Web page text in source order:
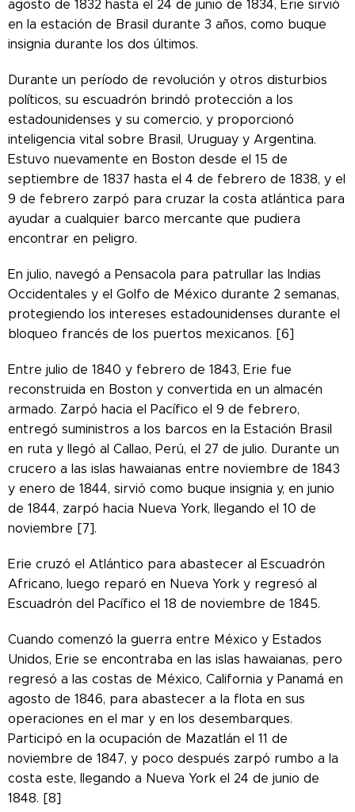
agosto de 1832 hasta el 24 de junio de 1834, Erie sirvió
en la estación de Brasil durante 3 años, como buque
insignia durante los dos últimos.
Durante un período de revolución y otros disturbios
políticos, su escuadrón brindó protección a los
estadounidenses y su comercio, y proporcionó
inteligencia vital sobre Brasil, Uruguay y Argentina.
Estuvo nuevamente en Boston desde el 15 de
septiembre de 1837 hasta el 4 de febrero de 1838, y el
9 de febrero zarpó para cruzar la costa atlántica para
ayudar a cualquier barco mercante que pudiera
encontrar en peligro.
En julio, navegó a Pensacola para patrullar las Indias
Occidentales y el Golfo de México durante 2 semanas,
protegiendo los intereses estadounidenses durante el
bloqueo francés de los puertos mexicanos. [6]
Entre julio de 1840 y febrero de 1843, Erie fue
reconstruida en Boston y convertida en un almacén
armado. Zarpó hacia el Pacífico el 9 de febrero,
entregó suministros a los barcos en la Estación Brasil
en ruta y llegó al Callao, Perú, el 27 de julio. Durante un
crucero a las islas hawaianas entre noviembre de 1843
y enero de 1844, sirvió como buque insignia y, en junio
de 1844, zarpó hacia Nueva York, llegando el 10 de
noviembre [7].
Erie cruzó el Atlántico para abastecer al Escuadrón
Africano, luego reparó en Nueva York y regresó al
Escuadrón del Pacífico el 18 de noviembre de 1845.
Cuando comenzó la guerra entre México y Estados
Unidos, Erie se encontraba en las islas hawaianas, pero
regresó a las costas de México, California y Panamá en
agosto de 1846, para abastecer a la flota en sus
operaciones en el mar y en los desembarques.
Participó en la ocupación de Mazatlán el 11 de
noviembre de 1847, y poco después zarpó rumbo a la
costa este, llegando a Nueva York el 24 de junio de
1848. [8]